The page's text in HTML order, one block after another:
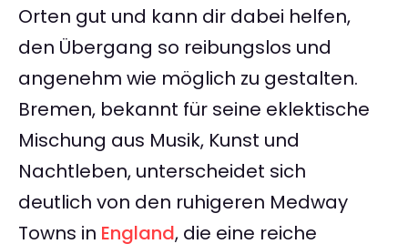
Orten gut und kann dir dabei helfen,
den Übergang so reibungslos und
angenehm wie möglich zu gestalten.
Bremen, bekannt für seine eklektische
Mischung aus Musik, Kunst und
Nachtleben, unterscheidet sich
deutlich von den ruhigeren Medway
Towns in England, die eine reiche